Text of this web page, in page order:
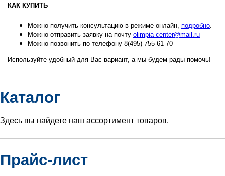
КАК КУПИТЬ
Можно получить консультацию в режиме онлайн, подробно
Можно отправить заявку на почту olimpia-center@mail.ru
Можно позвонить по телефону 8(495) 755-61-70
Используйте удобный для Вас вариант, а мы будем рады помочь!
Каталог
Здесь вы найдете наш ассортимент товаров.
Прайс-лист